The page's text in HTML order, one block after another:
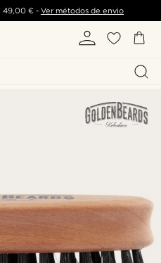
49,00 €- Ver métodos de envio